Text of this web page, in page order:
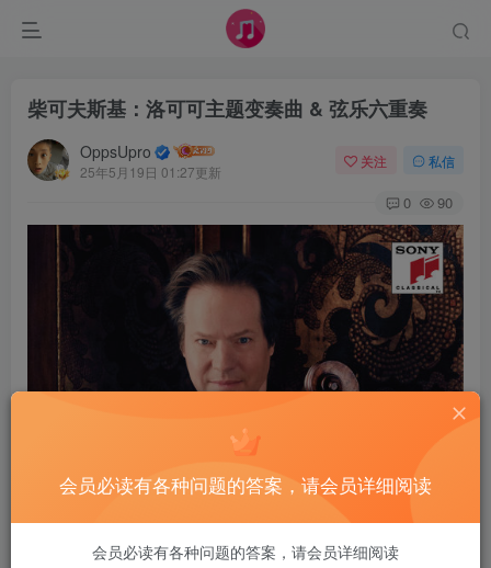
柴可夫斯基：洛可可主题变奏曲 & 弦乐六重奏
OppsUpro
25年5月19日 01:27更新
关注 私信
0 90
会员必读有各种问题的答案，请会员详细阅读
会员必读有各种问题的答案，请会员详细阅读